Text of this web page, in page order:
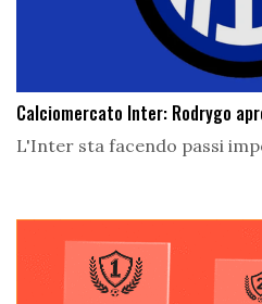
Calciomercato Inter: Rodrygo
L'Inter sta facendo passi